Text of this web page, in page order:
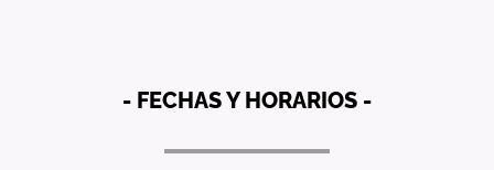
- FECHAS Y HORARIOS -